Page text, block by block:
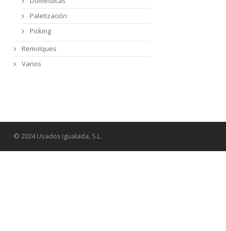
Paletización
Picking
Remolques
Varios
© 2024 Usados Igualada, S.L.